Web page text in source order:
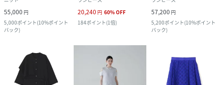
55,000 円
5,000ポイント(10%ポイント
バック)
20,240 円 60%OFF
184ポイント(1倍)
57,200 円
5,200ポイント(10%ポイント
バック)